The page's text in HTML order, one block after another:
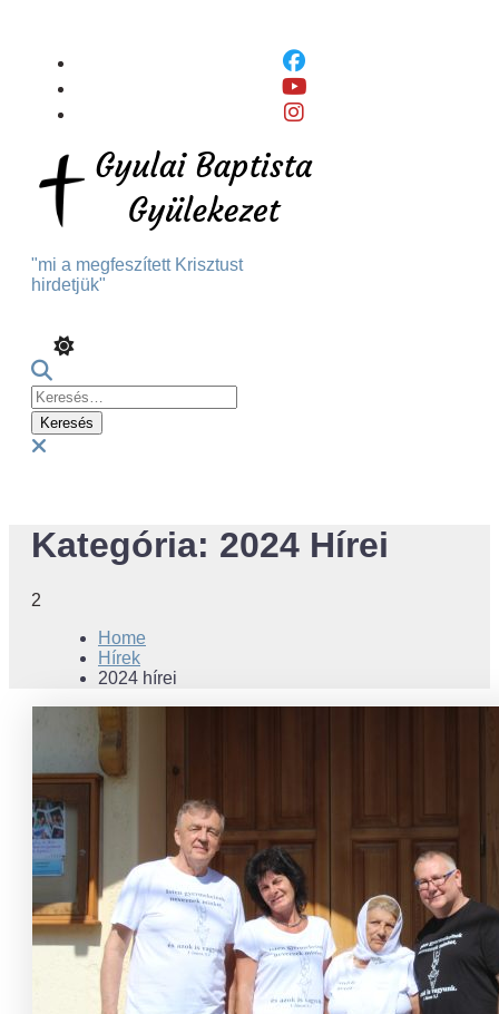
Content
"mi a megfeszített Krisztust
hirdetjük"
Keresés:
Kategória: 2024 Hírei
2
Home
Hírek
2024 hírei